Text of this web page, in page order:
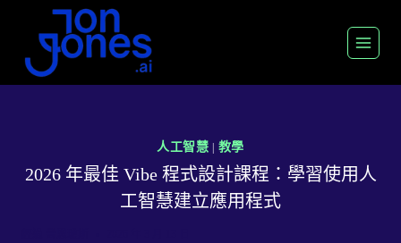
人工智慧 教學
2026 年最佳 Vibe 程式設計課程：學習使用人
工智慧建立應用程式